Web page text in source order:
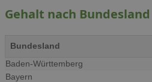
Gehalt nach Bundesland
Bundesland
Baden-Württemberg
Bayern